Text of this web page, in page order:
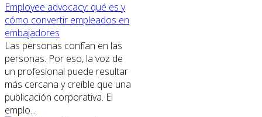
Employee advocacy: qué es y
cómo convertir empleados en
embajadores
Las personas confían en las
personas. Por eso, la voz de
un profesional puede resultar
más cercana y creíble que una
publicación corporativa. El
emplo...